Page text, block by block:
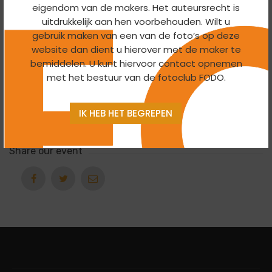
eigendom van de makers. Het auteursrecht is
uitdrukkelijk aan hen voorbehouden. Wilt u
gebruik maken van een van de foto’s op deze
website dan dient u hierover met de maker te
bemiddelen. U kunt hiervoor contact opnemen
met het bestuur van de fotoclub FODO.
IK HEB HET BEGREPEN
19:30 To 22:00 -10 May 2023
Organizer
Themagroep
Google Calendar
Share our event